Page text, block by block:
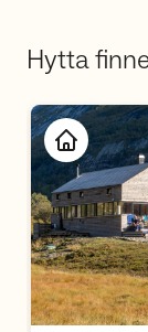
Hytta